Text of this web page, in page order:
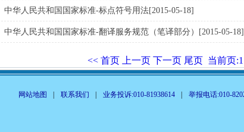
中华人民共和国国家标准-标点符号用法[2015-05-18]
中华人民共和国国家标准-翻译服务规范（笔译部分）[2015-05-18]
<< 首页 上一页 下一页 尾页 当前页:1
网站地图 联系我们 业务投诉:010-81938614 举报电话:010-